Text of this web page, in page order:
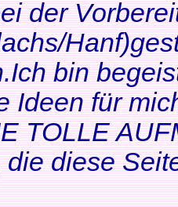
der
bin
Ideen für
TOLLE
diese